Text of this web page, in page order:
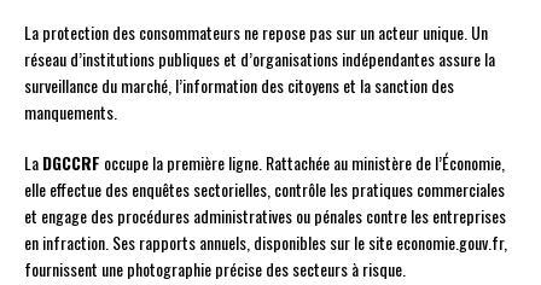
La protection des consommateurs ne repose pas sur un acteur unique. Un
réseau d’institutions publiques et d’organisations indépendantes assure la
surveillance du marché, l’information des citoyens et la sanction des
manquements.
LaDGCCRF occupe la première ligne. Rattachée au ministère de l’Économie,
elle effectue des enquêtes sectorielles, contrôle les pratiques commerciales
et engage des procédures administratives ou pénales contre les entreprises
en infraction. Ses rapports annuels, disponibles sur le site economie.gouv.fr,
fournissent une photographie précise des secteurs à risque.